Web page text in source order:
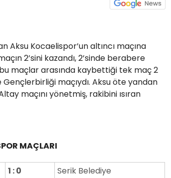
Aksu Kocaelispor’un altıncı maçına
2’sini kazandı, 2’sinde berabere
bu maçlar arasında kaybettiği tek maç 2
maçıydı. Aksu öte yandan
maçını yönetmiş, rakibini ısıran
MAÇLARI
1 : 0 Serik Belediye